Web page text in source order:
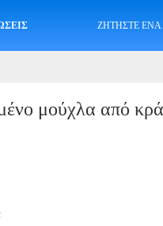
ΖΗΤΉΣΤΕ
μούχλα από